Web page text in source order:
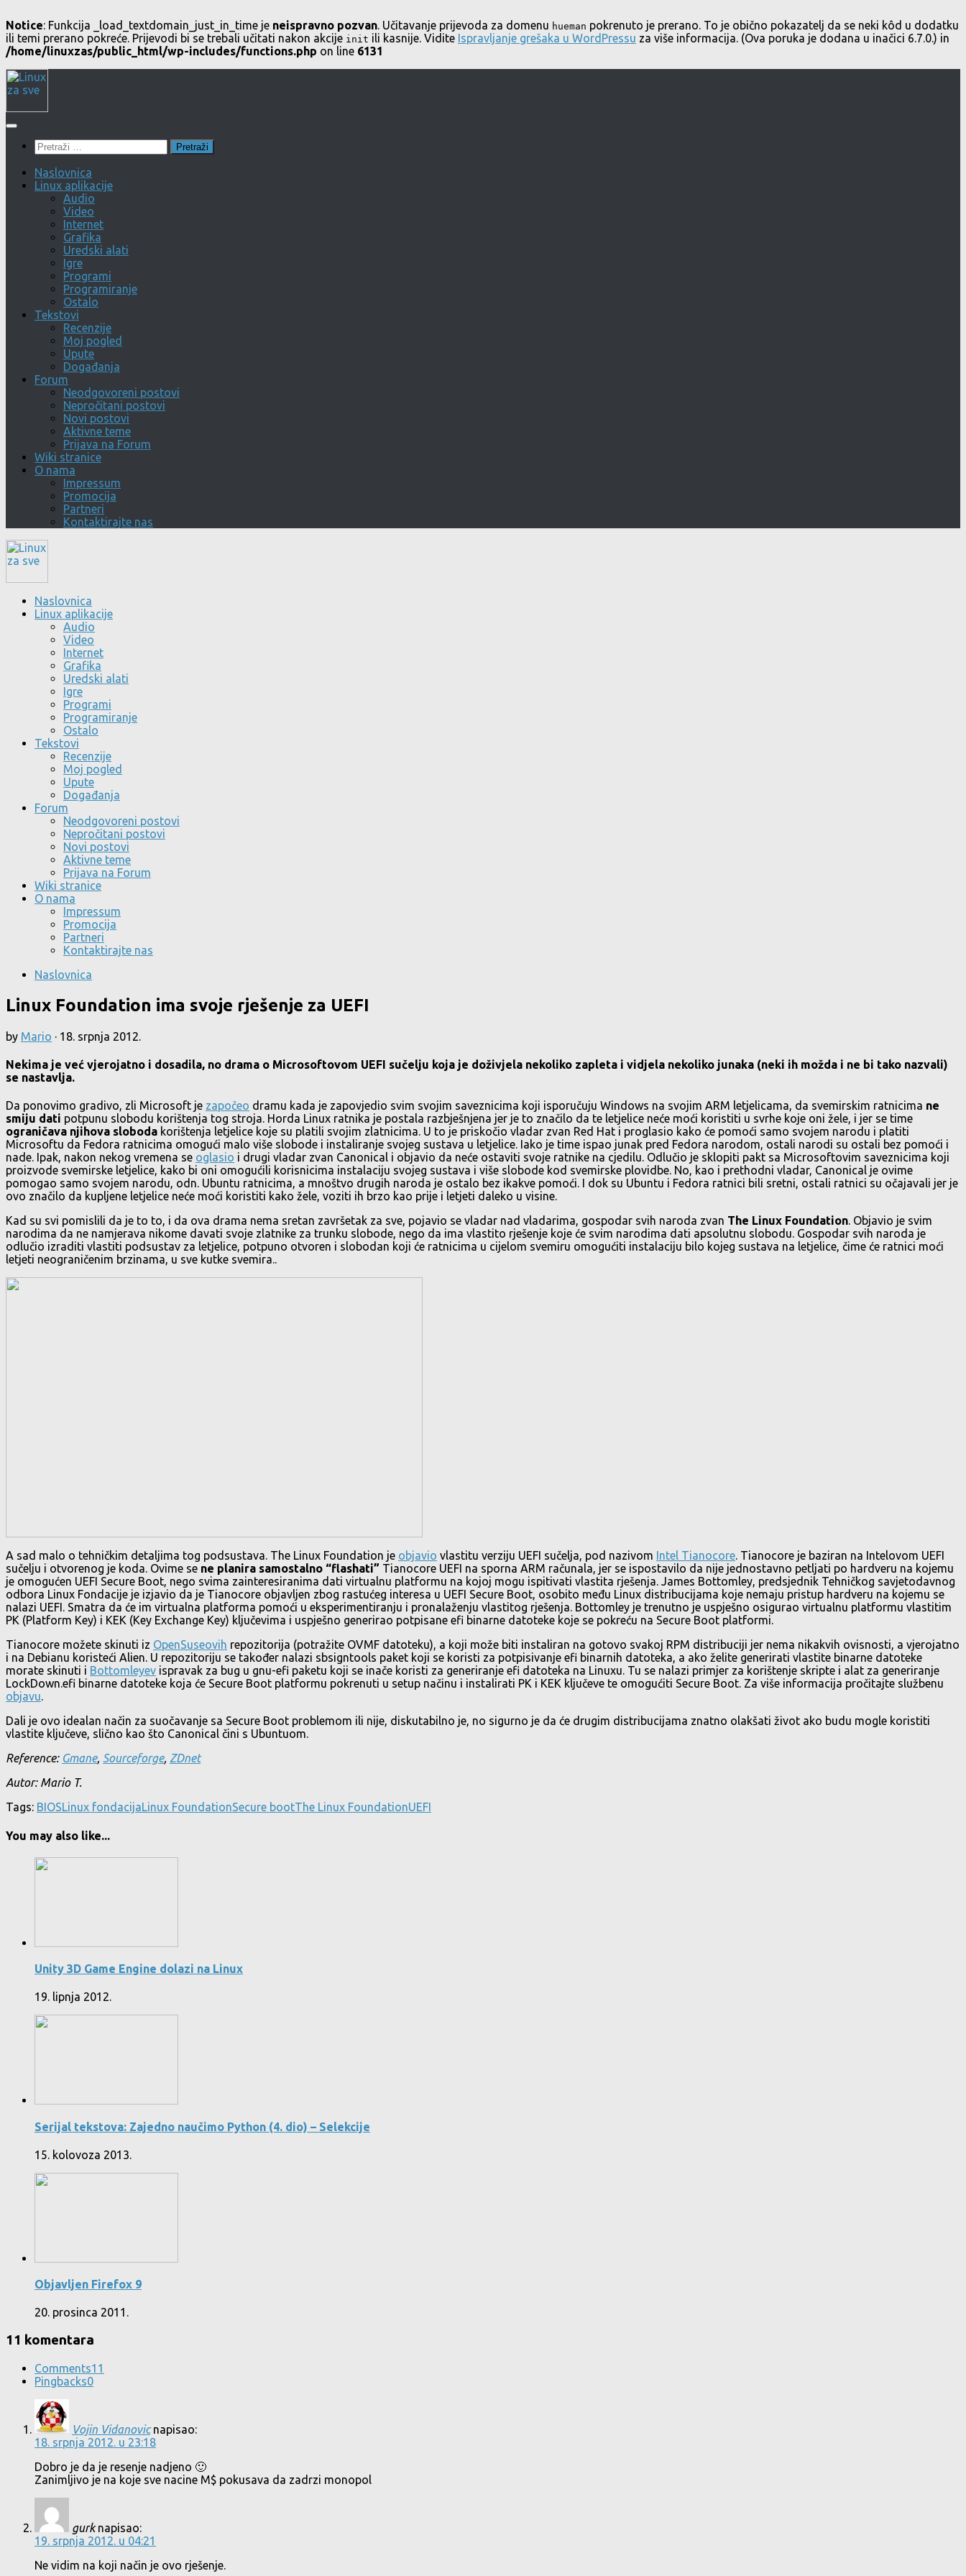
Notice: Funkcija _load_textdomain_just_in_time je neispravno pozvan. Učitavanje prijevoda za domenu hueman pokrenuto je prerano. To je obično pokazatelj da se neki kôd u dodatku
ili temi prerano pokreće. Prijevodi bi se trebali učitati nakon akcije init ili kasnije. Vidite Ispravljanje grešaka u WordPressu za više informacija. (Ova poruka je dodana u inačici 6.7.0.) in
/home/linuxzas/public_html/wp-includes/functions.php on line 6131
Skip
to
Pretraži:
Naslovnica
Linux aplikacije
Audio
Video
Internet
Grafika
Uredski alati
Igre
Programi
Programiranje
Ostalo
Tekstovi
Recenzije
Moj pogled
Upute
Događanja
Forum
Neodgovoreni postovi
Nepročitani postovi
Novi postovi
Aktivne teme
Prijava na Forum
Wiki stranice
O nama
Impressum
Promocija
Partneri
Kontaktirajte nas
Naslovnica
Linux aplikacije
Audio
Video
Internet
Grafika
Uredski alati
Igre
Programi
Programiranje
Ostalo
Tekstovi
Recenzije
Moj pogled
Upute
Događanja
Forum
Neodgovoreni postovi
Nepročitani postovi
Novi postovi
Aktivne teme
Prijava na Forum
Wiki stranice
O nama
Impressum
Promocija
Partneri
Kontaktirajte nas
Naslovnica
Linux Foundation ima svoje rješenje za UEFI
by Mario · 18. srpnja 2012.
Nekima je već vjerojatno i dosadila, no drama o Microsoftovom UEFI sučelju koja je doživjela nekoliko zapleta i vidjela nekoliko junaka (neki ih možda i ne bi tako nazvali)
se nastavlja.
Da ponovimo gradivo, zli Microsoft je započeo dramu kada je zapovjedio svim svojim saveznicima koji isporučuju Windows na svojim ARM letjelicama, da svemirskim ratnicima ne
smiju dati potpunu slobodu korištenja tog stroja. Horda Linux ratnika je postala razbješnjena jer je to značilo da te letjelice neće moći koristiti u svrhe koje oni žele, i jer se time
ograničava njihova sloboda korištenja letjelice koje su platili svojim zlatnicima. U to je priskočio vladar zvan Red Hat i proglasio kako će pomoći samo svojem narodu i platiti
Microsoftu da Fedora ratnicima omogući malo više slobode i instaliranje svojeg sustava u letjelice. Iako je time ispao junak pred Fedora narodom, ostali narodi su ostali bez pomoći i
nade. Ipak, nakon nekog vremena se oglasio i drugi vladar zvan Canonical i objavio da neće ostaviti svoje ratnike na cjedilu. Odlučio je sklopiti pakt sa Microsoftovim saveznicima koji
proizvode svemirske letjelice, kako bi oni omogućili korisnicima instalaciju svojeg sustava i više slobode kod svemirske plovidbe. No, kao i prethodni vladar, Canonical je ovime
pomogao samo svojem narodu, odn. Ubuntu ratnicima, a mnoštvo drugih naroda je ostalo bez ikakve pomoći. I dok su Ubuntu i Fedora ratnici bili sretni, ostali ratnici su očajavali jer je
ovo značilo da kupljene letjelice neće moći koristiti kako žele, voziti ih brzo kao prije i letjeti daleko u visine.
Kad su svi pomislili da je to to, i da ova drama nema sretan završetak za sve, pojavio se vladar nad vladarima, gospodar svih naroda zvan The Linux Foundation. Objavio je svim
narodima da ne namjerava nikome davati svoje zlatnike za trunku slobode, nego da ima vlastito rješenje koje će svim narodima dati apsolutnu slobodu. Gospodar svih naroda je
odlučio izraditi vlastiti podsustav za letjelice, potpuno otvoren i slobodan koji će ratnicima u cijelom svemiru omogućiti instalaciju bilo kojeg sustava na letjelice, čime će ratnici moći
letjeti neograničenim brzinama, u sve kutke svemira..
A sad malo o tehničkim detaljima tog podsustava. The Linux Foundation je objavio vlastitu verziju UEFI sučelja, pod nazivom Intel Tianocore. Tianocore je baziran na Intelovom UEFI
sučelju i otvorenog je koda. Ovime se ne planira samostalno “flashati” Tianocore UEFI na sporna ARM računala, jer se ispostavilo da nije jednostavno petljati po hardveru na kojemu
je omogućen UEFI Secure Boot, nego svima zainteresiranima dati virtualnu platformu na kojoj mogu ispitivati vlastita rješenja. James Bottomley, predsjednik Tehničkog savjetodavnog
odbora Linux Fondacije je izjavio da je Tianocore objavljen zbog rastućeg interesa u UEFI Secure Boot, osobito među Linux distribucijama koje nemaju pristup hardveru na kojemu se
nalazi UEFI. Smatra da će im virtualna platforma pomoći u eksperimentiranju i pronalaženju vlastitog rješenja. Bottomley je trenutno je uspješno osigurao virtualnu platformu vlastitim
PK (Platform Key) i KEK (Key Exchange Key) ključevima i uspješno generirao potpisane efi binarne datoteke koje se pokreću na Secure Boot platformi.
Tianocore možete skinuti iz OpenSuseovih repozitorija (potražite OVMF datoteku), a koji može biti instaliran na gotovo svakoj RPM distribuciji jer nema nikakvih ovisnosti, a vjerojatno
i na Debianu koristeći Alien. U repozitoriju se također nalazi sbsigntools paket koji se koristi za potpisivanje efi binarnih datoteka, a ako želite generirati vlastite binarne datoteke
morate skinuti i Bottomleyev ispravak za bug u gnu-efi paketu koji se inače koristi za generiranje efi datoteka na Linuxu. Tu se nalazi primjer za korištenje skripte i alat za generiranje
LockDown.efi binarne datoteke koja će Secure Boot platformu pokrenuti u setup načinu i instalirati PK i KEK ključeve te omogućiti Secure Boot. Za više informacija pročitajte službenu
objavu.
Dali je ovo idealan način za suočavanje sa Secure Boot problemom ili nije, diskutabilno je, no sigurno je da će drugim distribucijama znatno olakšati život ako budu mogle koristiti
vlastite ključeve, slično kao što Canonical čini s Ubuntuom.
Reference: Gmane, Sourceforge, ZDnet
Autor: Mario T.
Tags: BIOSLinux fondacijaLinux FoundationSecure bootThe Linux FoundationUEFI
You may also like...
Unity 3D Game Engine dolazi na Linux
19. lipnja 2012.
Serijal tekstova: Zajedno naučimo Python (4. dio) – Selekcije
15. kolovoza 2013.
Objavljen Firefox 9
20. prosinca 2011.
11 komentara
Comments11
Pingbacks0
Vojin Vidanovic napisao:
18. srpnja 2012. u 23:18
Dobro je da je resenje nadjeno 🙂
Zanimljivo je na koje sve nacine M$ pokusava da zadrzi monopol
gurk napisao:
19. srpnja 2012. u 04:21
Ne vidim na koji način je ovo rješenje.